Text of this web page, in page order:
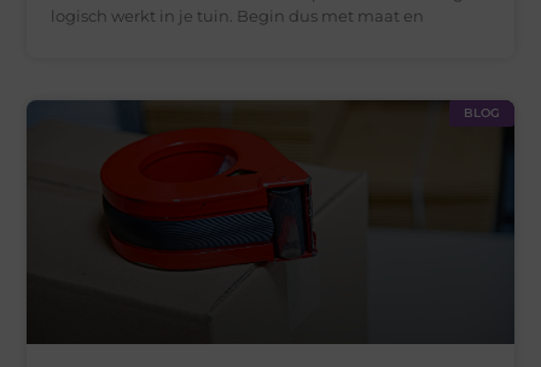
logisch werkt in je tuin. Begin dus met maat en
BLOG